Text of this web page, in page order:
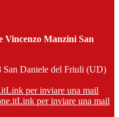
Vincenzo Manzini San
San Daniele del Friuli (UD)
Link per inviare una mail
Link per inviare una mail